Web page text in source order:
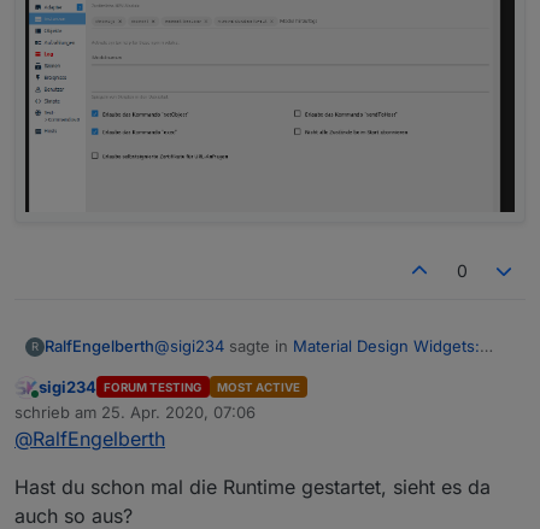
0
R RalfEngelberth@sigi234 sagte in Material Design Widgets:
@RalfEngelberth
Hat keiner eine Lösung?
Ja, stehen drin
Online
sigi234 FORUM TESTING MOST ACTIVE
schrieb am 25. Apr. 2020, 07:06
zuletzt editiert von
@RalfEngelberth
Hast du schon mal die Runtime gestartet, sieht es da
auch so aus?